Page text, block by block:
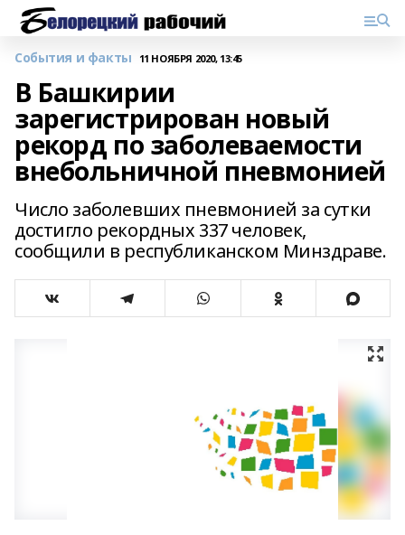
События и факты 11 НОЯБРЯ 2020, 13:45
В Башкирии
зарегистрирован новый
рекорд по заболеваемости
внебольничной пневмонией
Число заболевших пневмонией за сутки
достигло рекордных 337 человек,
сообщили в республиканском Минздраве.